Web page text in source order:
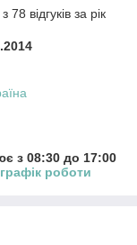
відгуків за рік
з 08:30 до 17:00
роботи